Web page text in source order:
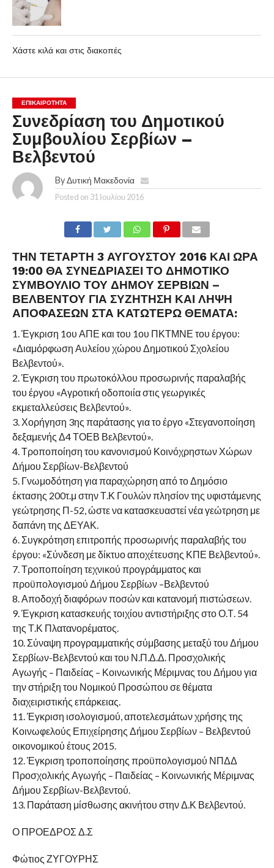
Χάστε κιλά και στις διακοπές
ΕΠΙΚΑΙΡΟΤΗΤΑ
Συνεδρίαση του Δημοτικού
Συμβουλίου Σερβίων –
Βελβεντού
By Δυτική Μακεδονία
Posted on 31 Ιουλίου 2016
ΤΗΝ ΤΕΤΆΡΤΗ 3 ΑΥΓΟΎΣΤΟΥ 2016 ΚΑΙ ΏΡΑ
19:00 ΘΑ ΣΥΝΕΔΡΙΆΣΕΙ ΤΟ ΔΗΜΟΤΙΚΌ
ΣΥΜΒΟΎΛΙΟ ΤΟΥ ΔΉΜΟΥ ΣΕΡΒΊΩΝ –
ΒΕΛΒΕΝΤΟΎ ΓΙΑ ΣΥΖΉΤΗΣΗ ΚΑΙ ΛΉΨΗ
ΑΠΟΦΆΣΕΩΝ ΣΤΑ ΚΑΤΩΤΈΡΩ ΘΈΜΑΤΑ:
1. Έγκριση 1ου ΑΠΕ και του 1ου ΠΚΤΜΝΕ του έργου:
«Διαμόρφωση Αυλείου χώρου Δημοτικού Σχολείου
Βελβεντού».
2. Έγκριση του πρωτοκόλλου προσωρινής παραλαβής
του έργου «Αγροτική οδοποιία στις γεωργικές
εκμεταλλεύσεις Βελβεντού».
3. Χορήγηση 3ης παράτασης για το έργο «Στεγανοποίηση
δεξαμενής Δ4 ΤΟΕΒ Βελβεντού».
4. Τροποποίηση του κανονισμού Κοινόχρηστων Χώρων
Δήμου Σερβίων-Βελβεντού
5. Γνωμοδότηση για παραχώρηση από το Δημόσιο
έκτασης 200τ.μ στην Τ.Κ Γουλών πλησίον της υφιστάμενης
γεώτρησης Π-52, ώστε να κατασκευαστεί νέα γεώτρηση με
δαπάνη της ΔΕΥΑΚ.
6. Συγκρότηση επιτροπής προσωρινής παραλαβής του
έργου: «Σύνδεση με δίκτυο αποχέτευσης ΚΠΕ Βελβεντού».
7. Τροποποίηση τεχνικού προγράμματος και
προϋπολογισμού Δήμου Σερβίων –Βελβεντού
8. Αποδοχή διαφόρων ποσών και κατανομή πιστώσεων.
9. Έγκριση κατασκευής τοιχίου αντιστήριξης στο Ο.Τ. 54
της Τ.Κ Πλατανορέματος.
10. Σύναψη προγραμματικής σύμβασης μεταξύ του Δήμου
Σερβίων-Βελβεντού και του Ν.Π.Δ.Δ. Προσχολικής
Αγωγής – Παιδείας – Κοινωνικής Μέριμνας του Δήμου για
την στήριξη του Νομικού Προσώπου σε θέματα
διαχειριστικής επάρκειας.
11. Έγκριση ισολογισμού, αποτελεσμάτων χρήσης της
Κοινωφελούς Επιχείρησης Δήμου Σερβίων – Βελβεντού
οικονομικού έτους 2015.
12. Έγκριση τροποποίησης προϋπολογισμού ΝΠΔΔ
Προσχολικής Αγωγής – Παιδείας – Κοινωνικής Μέριμνας
Δήμου Σερβίων-Βελβεντού.
13. Παράταση μίσθωσης ακινήτου στην Δ.Κ Βελβεντού.
Ο ΠΡΟΕΔΡΟΣ Δ.Σ
Φώτιος ΖΥΓΟΥΡΗΣ